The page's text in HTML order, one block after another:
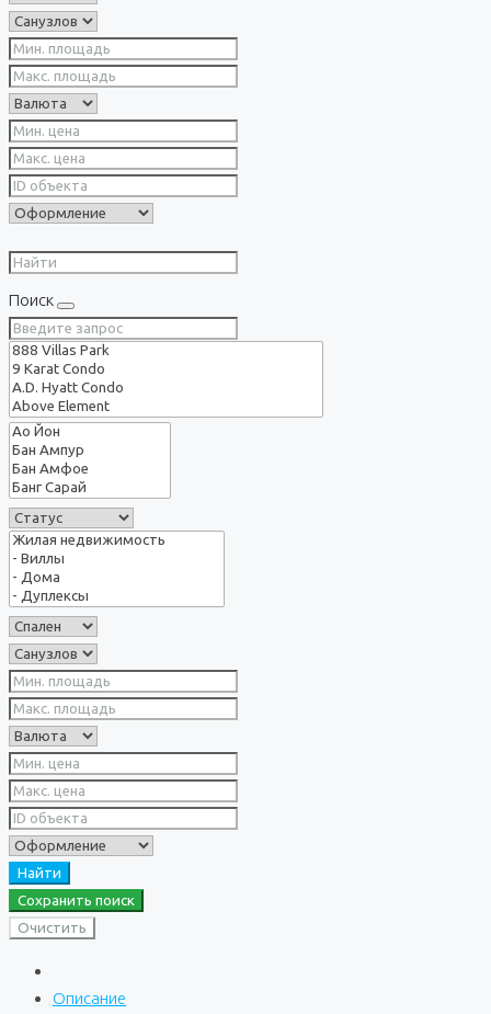
Поиск
Найти
Сохранить поиск
Очистить
Описание